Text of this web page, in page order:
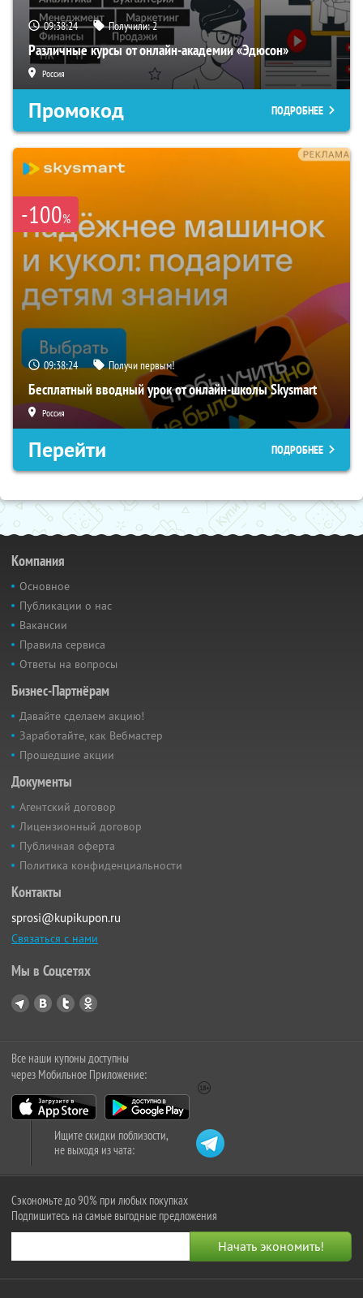
09:38:23 Получили:2
Различные курсы от онлайн-академии «Эдюсон»
Россия
Промокод ПОДРОБНЕЕ
-100%
09:38:23 Получи первым!
Бесплатный вводный урок от онлайн-школы Skysmart
Россия
Перейти ПОДРОБНЕЕ
Компания
Основное
Публикации о нас
Вакансии
Правила сервиса
Ответы на вопросы
Бизнес-Партнёрам
Давайте сделаем акцию!
Заработайте, как Вебмастер
Прошедшие акции
Документы
Агентский договор
Лицензионный договор
Публичная оферта
Политика конфиденциальности
Контакты
sprosi@kupikupon.ru
Связаться с нами
Мы в Соцсетях
Все наши купоны доступны
через Мобильное Приложение:
Ищите скидки поблизости,
не выходя из чата:
Сэкономьте до 90% при любых покупках
Подпишитесь на самые выгодные предложения